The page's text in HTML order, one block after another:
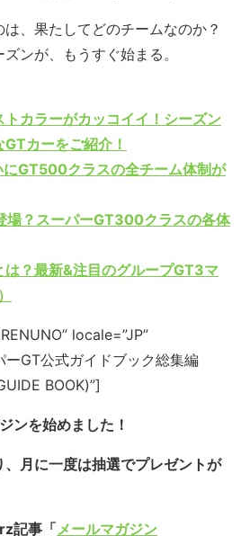
、果たしてどのチームなのか？
ンが、もうすぐ始まる。
カラーがカッコイイ！シーズン
カーをご紹介！
GT500クラスの全チーム体制が
場？スーパーGT300クラスの各体
は？最新&注目のグループGT3マ
locale=”JP”
GT公式ガイドブック総集編
BOOK)”]
ンを始めました！
月に一度は抽選でプレゼントが
記事「メールマガジン